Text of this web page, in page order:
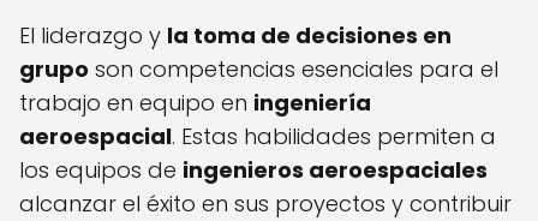
El liderazgo y la toma de decisiones en
grupo son competencias esenciales para el
trabajo en equipo en ingeniería
aeroespacial. Estas habilidades permiten a
los equipos de ingenieros aeroespaciales
alcanzar el éxito en sus proyectos y contribuir